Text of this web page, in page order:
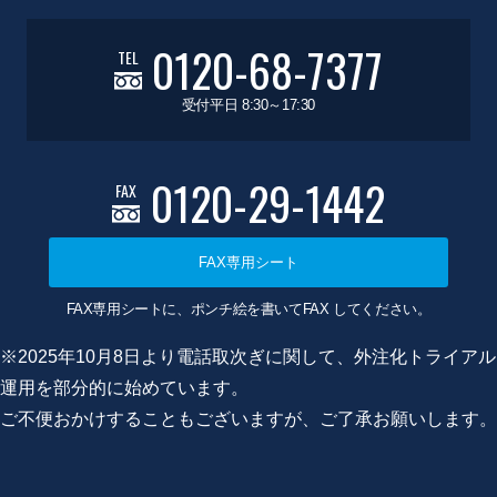
TEL 0120-68-7377
受付平日 8:30～17:30
FAX 0120-29-1442
FAX専用シート
FAX専用シートに、ポンチ絵を書いてFAX してください。
※2025年10月8日より電話取次ぎに関して、外注化トライアル
運用を部分的に始めています。
ご不便おかけすることもございますが、ご了承お願いします。